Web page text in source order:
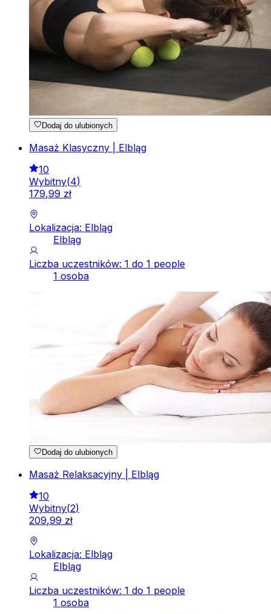
Dodaj do ulubionych
Masaż Klasyczny | Elbląg
10
Wybitny(4)
179,99 zł
Lokalizacja: Elbląg
Elbląg
Liczba uczestników: 1 do 1 people
1 osoba
Dodaj do ulubionych
Masaż Relaksacyjny | Elbląg
10
Wybitny(2)
209,99 zł
Lokalizacja: Elbląg
Elbląg
Liczba uczestników: 1 do 1 people
1 osoba